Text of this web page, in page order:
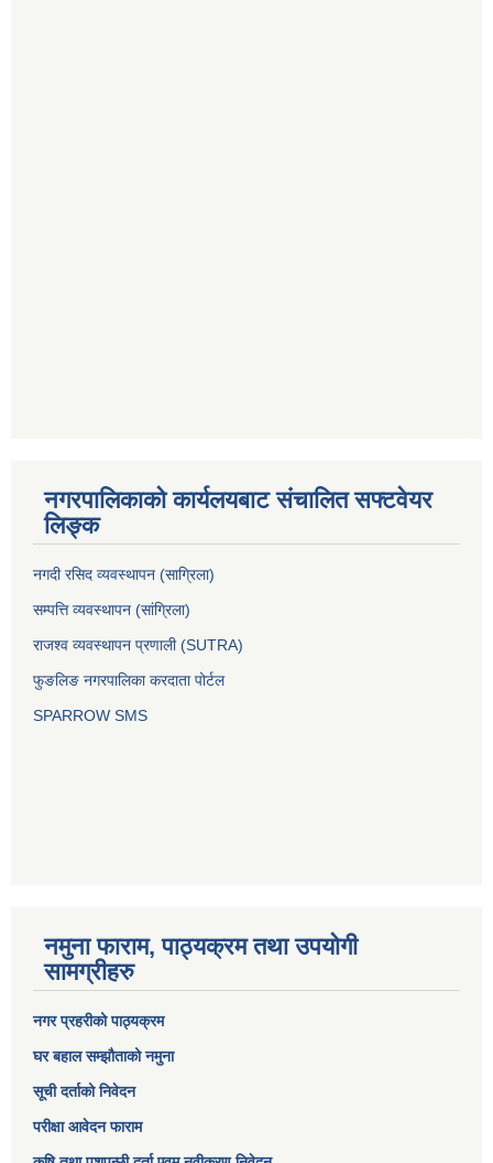
नगरपालिकाको कार्यलयबाट संचालित सफ्टवेयर
लिङ्क
नगदी रसिद व्यवस्थापन (साग्रिला)
सम्पत्ति व्यवस्थापन (सांग्रिला)
राजश्व व्यवस्थापन प्रणाली (SUTRA)
फुङलिङ नगरपालिका करदाता पोर्टल
SPARROW SMS
नमुना फाराम, पाठ्यक्रम तथा उपयोगी
सामग्रीहरु
नगर प्रहरीको पाठ्यक्रम
घर बहाल सम्झौताको नमुना
सूची दर्ताको निवेदन
परीक्षा आवेदन फाराम